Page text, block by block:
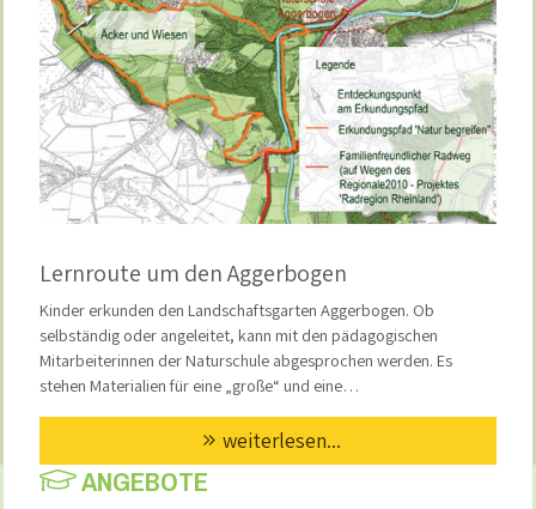
Lernroute um den Aggerbogen
Kinder erkunden den Landschaftsgarten Aggerbogen. Ob
selbständig oder angeleitet, kann mit den pädagogischen
Mitarbeiterinnen der Naturschule abgesprochen werden. Es
stehen Materialien für eine „große“ und eine…
weiterlesen...
ANGEBOTE